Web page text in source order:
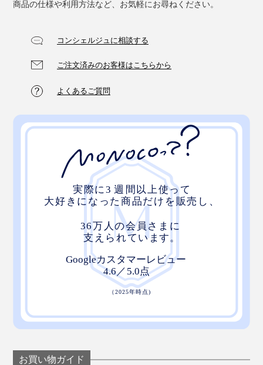
商品の仕様や利用方法など、お気軽にお尋ねください。
コンシェルジュに相談する
ご注文済みのお客様はこちらから
よくあるご質問
お買い物ガイド